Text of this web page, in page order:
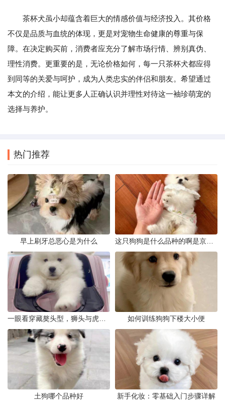
茶杯犬虽小却蕴含着巨大的情感价值与经济投入。其价格
不仅是品质与血统的体现，更是对宠物生命健康的尊重与保
障。在决定购买前，消费者应充分了解市场行情、辨别真伪、
理性消费。更重要的是，无论价格如何，每一只茶杯犬都应得
到同等的关爱与呵护，成为人类忠实的伴侣和朋友。希望通过
本文的介绍，能让更多人正确认识并理性对待这一袖珍萌宠的
选择与养护。
热门推荐
早上刷牙总恶心是为什么
如何训练狗狗下楼大小便
土狗哪个品种好 新手化妆：零基础入门步骤详解